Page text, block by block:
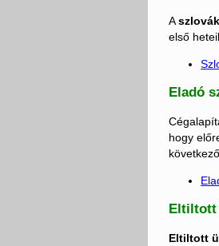
A
első
Eladó
hogy
Eltiltott
Eltiltott